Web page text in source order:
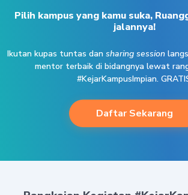
Pilih kampus yang kamu suka,
jalannya!
Ikutan kupas tuntas dan sharing session
mentor terbaik di bidangnya lewat
#KejarKampusImpian.
Daftar Sekarang